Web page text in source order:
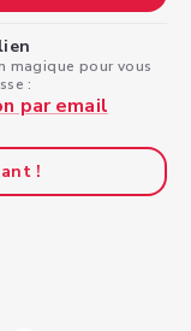
magique pour vous
:
par email
!